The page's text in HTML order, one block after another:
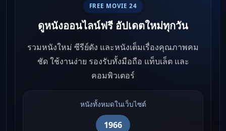
FREE MOVIE 24
ดูหนังออนไลน์ฟรี อัปเดตใหม่ทุกวัน
รวมหนังใหม่ ซีรีย์ดัง และหนังเต็มเรื่องคุณภาพคม
ชัด ใช้งานง่าย รองรับทั้งมือถือ แท็บเล็ต และ
คอมพิวเตอร์
หนังทั้งหมดในเว็บไซต์
1966